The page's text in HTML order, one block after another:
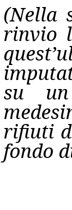
(Nella
rinvio
su un
rifiuti
fondo